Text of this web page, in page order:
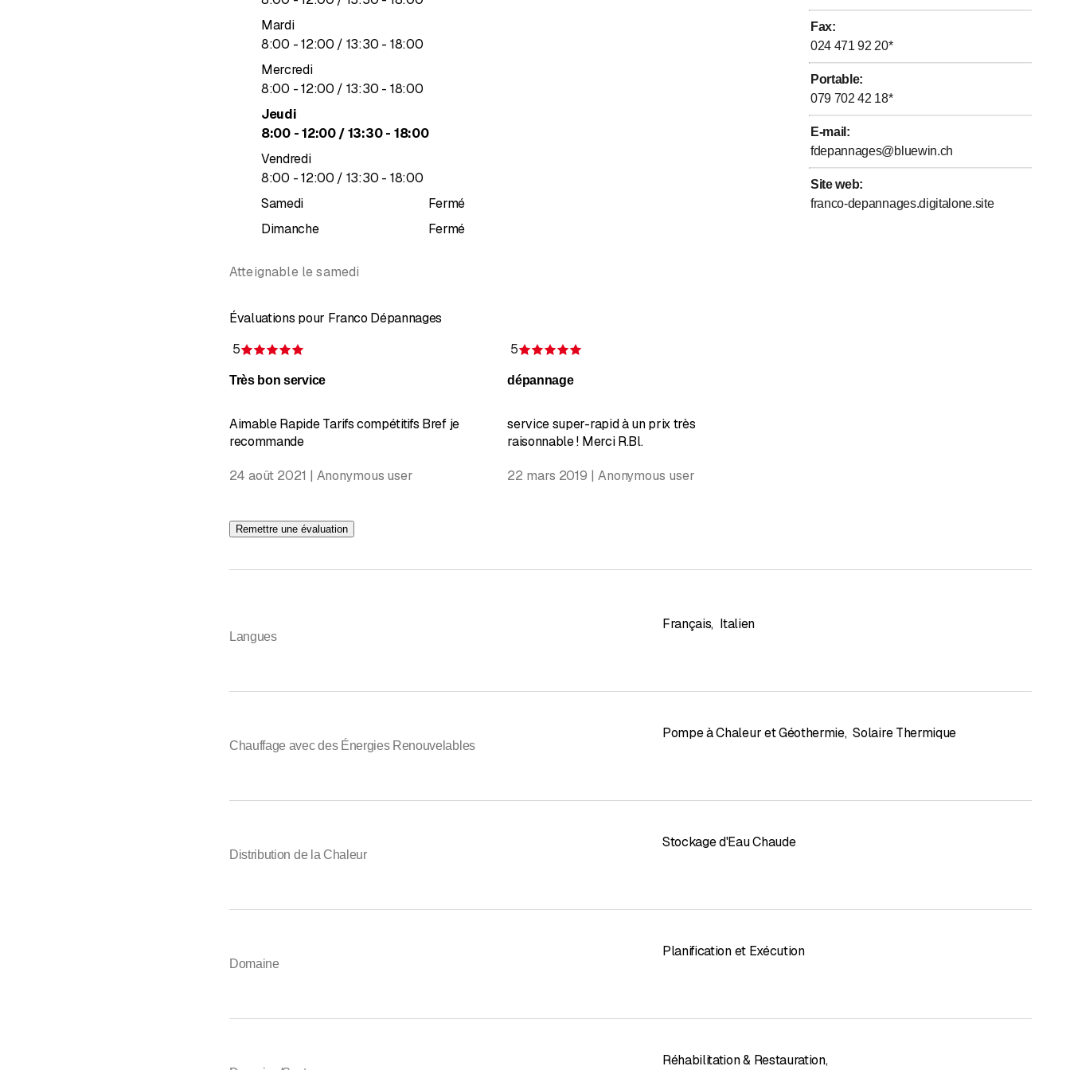
Mardi
8:00 - jusqu’à
12:00 / 13:30 - jusqu’à
18:00
Mercredi
8:00 - jusqu’à
12:00 / 13:30 - jusqu’à
18:00
Jeudi
8:00 - jusqu’à
12:00/ 13:30 - jusqu’à
18:00
Vendredi
8:00 - jusqu’à
12:00 / 13:30 - jusqu’à
18:00
Samedi
Fermé
Dimanche
Fermé
Atteignable le samedi
Fax:
024 471 92 20*
Portable:
079 702 42 18*
E-mail :
fdepannages@bluewin.ch
Site web:
franco-depannages.digitalone.site
Évaluations pour Franco Dépannages
5
Très bon service
Aimable Rapide Tarifs compétitifs Bref je
recommande
24 août 2021 | Anonymous user
5
dépannage
service super-rapid à un prix très
raisonnable ! Merci R.Bl.
22 mars 2019 | Anonymous user
Remettre une évaluation
Langues
Français, Italien
Chauffage avec des Énergies Renouvelables
Pompe à Chaleur et Géothermie, Solaire Thermique
Distribution de la Chaleur
Stockage d'Eau Chaude
Domaine
Planification et Exécution
Réhabilitation & Restauration,